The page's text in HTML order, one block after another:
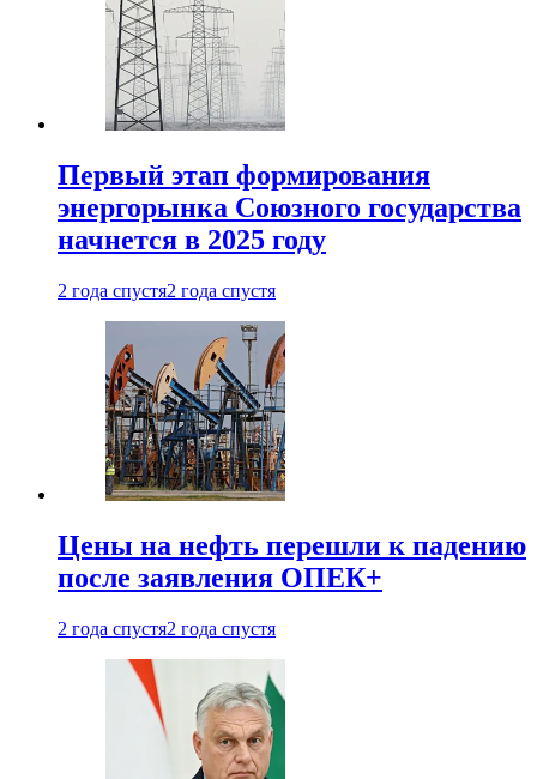
Первый этап формирования
энергорынка Союзного государства
начнется в 2025 году
2 года спустя2 года спустя
Цены на нефть перешли к падению
после заявления ОПЕК+
2 года спустя2 года спустя